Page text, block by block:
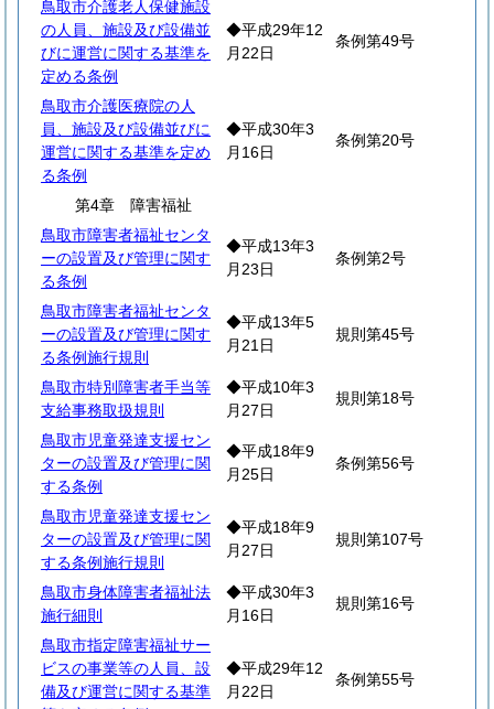
鳥取市介護老人保健施設
の人員、施設及び設備並
びに運営に関する基準を
定める条例
◆平成29年12
月22日
条例第49号
鳥取市介護医療院の人
員、施設及び設備並びに
運営に関する基準を定め
る条例
◆平成30年3
月16日
条例第20号
第4章 障害福祉
鳥取市障害者福祉センタ
ーの設置及び管理に関す
る条例
◆平成13年3
月23日
条例第2号
鳥取市障害者福祉センタ
ーの設置及び管理に関す
る条例施行規則
◆平成13年5
月21日
規則第45号
鳥取市特別障害者手当等
支給事務取扱規則
◆平成10年3
月27日
規則第18号
鳥取市児童発達支援セン
ターの設置及び管理に関
する条例
◆平成18年9
月25日
条例第56号
鳥取市児童発達支援セン
ターの設置及び管理に関
する条例施行規則
◆平成18年9
月27日
規則第107号
鳥取市身体障害者福祉法
施行細則
◆平成30年3
月16日
規則第16号
鳥取市指定障害福祉サー
ビスの事業等の人員、設
備及び運営に関する基準
◆平成29年12
月22日
条例第55号